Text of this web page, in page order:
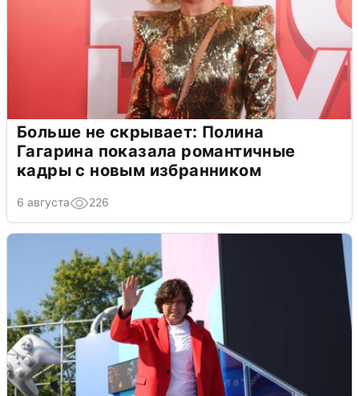
Больше не скрывает: Полина
Гагарина показала романтичные
кадры с новым избранником
6 августа 226